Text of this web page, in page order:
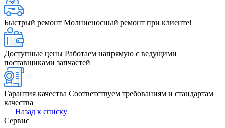
Быстрый ремонт Молниеносный ремонт при клиенте!
Доступные цены Работаем напрямую с ведущими
поставщиками запчастей
Гарантия качества Соответствуем требованиям и стандартам
качества
Назад к списку
Сервис